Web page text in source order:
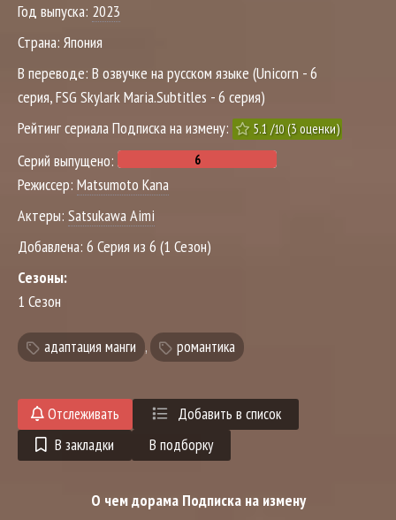
Год выпуска: 2023
Страна: Япония
В переводе: В озвучке на русском языке (Unicorn - 6
серия, FSG Skylark Maria.Subtitles - 6 серия)
Рейтинг сериала Подписка на измену:
5.1 /10(3оценки)
Серий выпущено:
Режиссер: Matsumoto Kana
Актеры: Satsukawa Aimi
Добавлена: 6 Серия из 6 (1 Сезон)
Сезоны:
1 Сезон
адаптация манги , романтика
Отслеживать
Добавить в список
В закладки
В подборку
О чем дорама Подписка на измену